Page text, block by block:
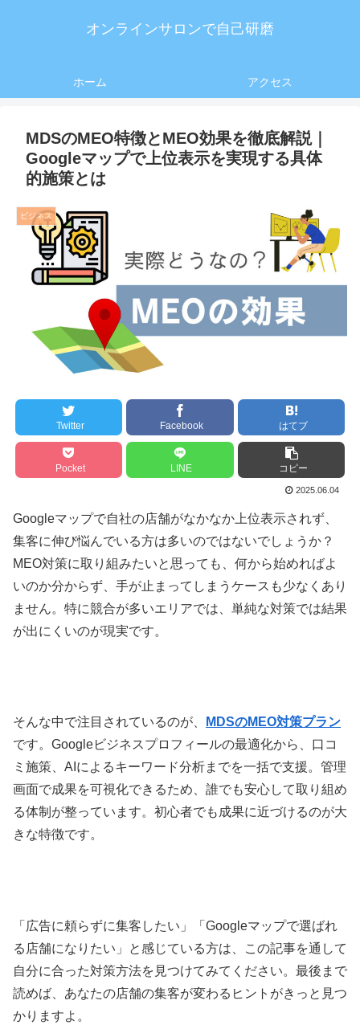
オンラインサロンで自己研磨
ホーム アクセス
MDSのMEO特徴とMEO効果を徹底解説｜
Googleマップで上位表示を実現する具体
的施策とは
ビジネス
Twitter Facebook はてブ
Pocket LINE コピー
2025.06.04
Googleマップで自社の店舗がなかなか上位表示されず、
集客に伸び悩んでいる方は多いのではないでしょうか？
MEO対策に取り組みたいと思っても、何から始めればよ
いのか分からず、手が止まってしまうケースも少なくあり
ません。特に競合が多いエリアでは、単純な対策では結果
が出にくいのが現実です。
そんな中で注目されているのが、
MDSのMEO対策プラン
です。Googleビジネスプロフィールの最適化から、口コ
ミ施策、AIによるキーワード分析までを一括で支援。管理
画面で成果を可視化できるため、誰でも安心して取り組め
る体制が整っています。初心者でも成果に近づけるのが大
きな特徴です。
「広告に頼らずに集客したい」「Googleマップで選ばれ
る店舗になりたい」と感じている方は、この記事を通して
自分に合った対策方法を見つけてみてください。最後まで
読めば、あなたの店舗の集客が変わるヒントがきっと見つ
かりますよ。